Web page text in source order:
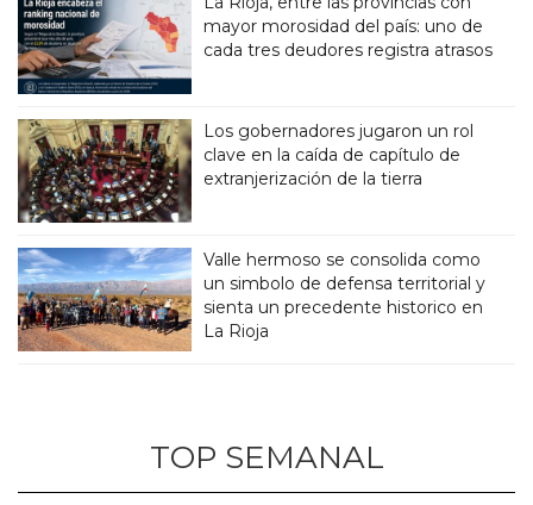
mayor morosidad del país: uno de
cada tres deudores registra atrasos
Los gobernadores jugaron un rol
clave en la caída de capítulo de
extranjerización de la tierra
Valle hermoso se consolida como
un simbolo de defensa territorial y
sienta un precedente historico en
La Rioja
TOP SEMANAL